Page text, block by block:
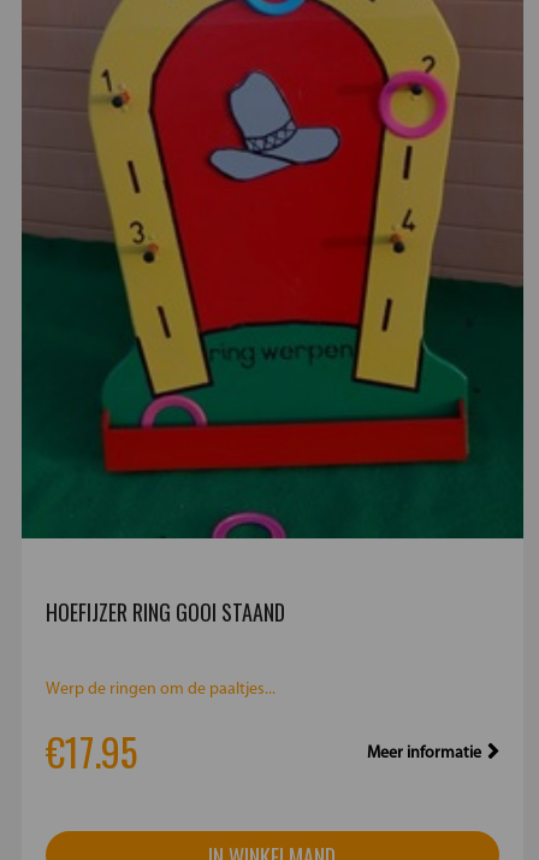
HOEFIJZER RING GOOI STAAND
Werp de ringen om de paaltjes...
€17.95 Meer informatie